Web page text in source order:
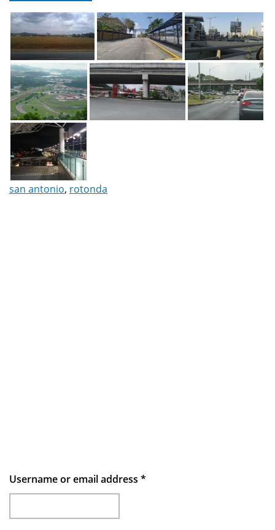
san antonio, rotonda
Username or email address *